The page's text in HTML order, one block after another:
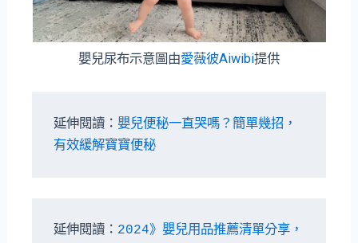
嬰兒尿布示意圖由愛薇彼Aiwibi提供
延伸閱讀： 嬰兒便秘一直哭嗎？簡單幾招，
有效緩解寶寶便秘
延伸閱讀： 2024》嬰兒用品推薦清單分享，